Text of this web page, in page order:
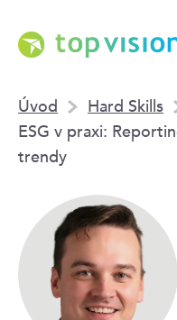
Úvod
Hard Skills
ESG v praxi:
trendy